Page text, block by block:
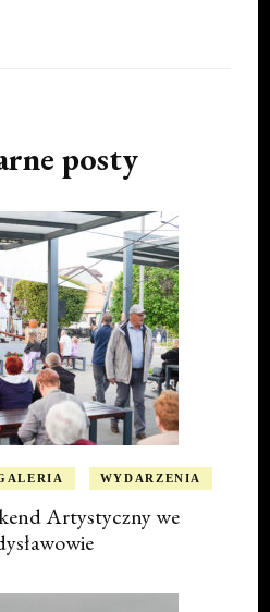
posty
WYDARZENIA
Artystyczny we